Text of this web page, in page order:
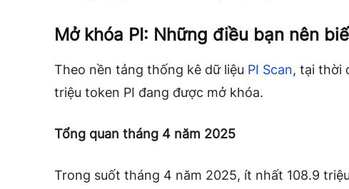
Mở khóa PI: Những điều bạn nên
Theo nền tảng thống kê dữ liệu PI Scan, tại thời
triệu token PI đang được mở khóa.
Tổng quan tháng 4 năm 2025
Trong suốt tháng 4 năm 2025, ít nhất 108.9